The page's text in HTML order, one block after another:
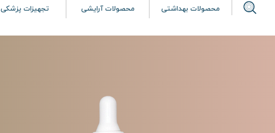
محصولات بهداشتی محصولات آرایشی تجهیزات پزشکی